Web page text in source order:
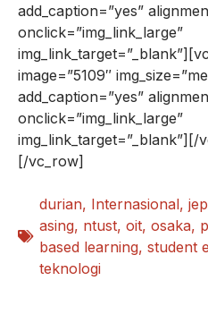
add_caption=”yes”
onclick=”img_link_large”
image=”5109″
add_caption=”yes”
onclick=”img_link_large”
img_link_target=”_blank”][/
[/vc_row]
durian, Internasional,
asing, ntust, oit, osaka,
based learning, student
teknologi